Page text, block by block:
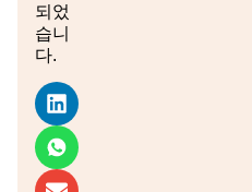
되었
습니
다.